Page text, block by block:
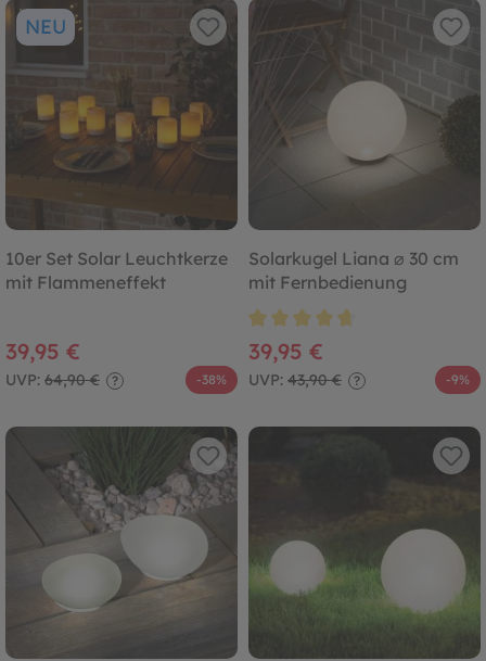
NEU
10er Set Solar Leuchtkerze
mit Flammeneffekt
39,95 €
UVP: 64,90 € ? -38%
Solarkugel Liana ⌀ 30 cm
mit Fernbedienung
39,95 €
UVP: 43,90 € ? -9%